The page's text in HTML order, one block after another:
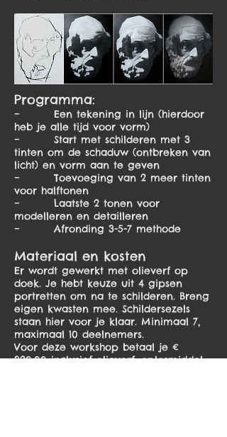
Programma:
– Een tekening in lijn (hierdoor
heb je alle tijd voor vorm)
– Start met schilderen met 3
tinten om de schaduw (ontbreken van
licht) en vorm aan te geven
– Toevoeging van 2 meer tinten
voor halftonen
– Laatste 2 tonen voor
modelleren en detailleren
– Afronding 3-5-7 methode
Materiaal en kosten
Er wordt gewerkt met olieverf op
doek. Je hebt keuze uit 4 gipsen
portretten om na te schilderen. Breng
eigen kwasten mee. Schildersezels
staan hier voor je klaar. Minimaal 7,
maximaal 10 deelnemers.
Voor deze workshop betaal je €
320,00 inclusief olieverf, oplosmiddel